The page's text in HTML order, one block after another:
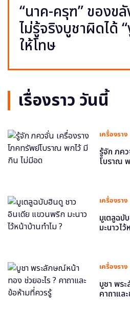
“นาค-ครุฑ” ของข
ไม่รู้จริงบูชาผิดได้
ให้โทษ
เรื่องราว วันนี้
เครื่องราง
รู้จัก ภค
โบราณ
เครื่องราง
มูเตลูฉบั
มะนาวไ
เครื่องราง
บูชา พร
คาถาแล